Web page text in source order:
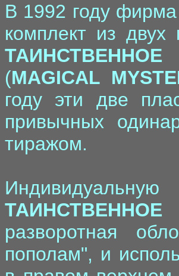
В 1992 году
комплект из
(MAGICAL
году эти две
привычных
тиражом.
разворотная
пополам", и